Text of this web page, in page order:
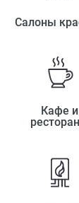
Салоны
Кафе и